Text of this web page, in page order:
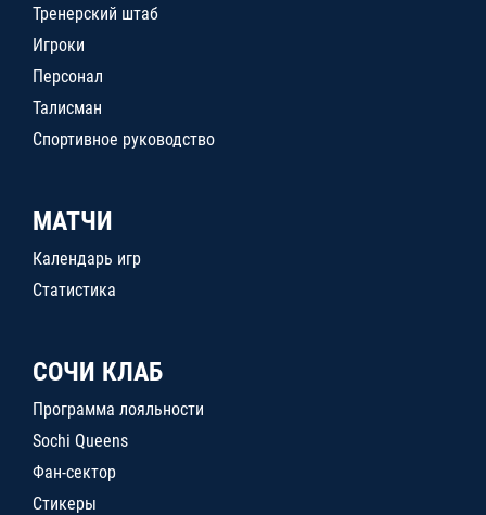
Тренерский штаб
Игроки
Персонал
Талисман
Спортивное руководство
МАТЧИ
Календарь игр
Статистика
СОЧИ КЛАБ
Программа лояльности
Sochi Queens
Фан-сектор
Стикеры